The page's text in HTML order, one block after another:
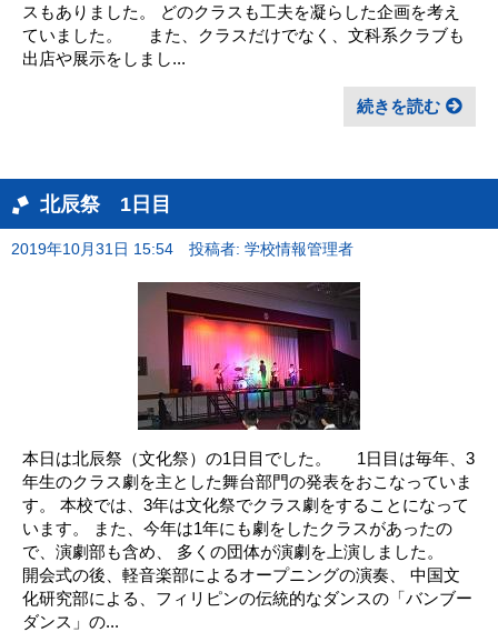
スもありました。 どのクラスも工夫を凝らした企画を考え
ていました。 また、クラスだけでなく、文科系クラブも
出店や展示をしまし...
続きを読む
北辰祭 1日目
2019年10月31日 15:54 投稿者: 学校情報管理者
本日は北辰祭（文化祭）の1日目でした。 1日目は毎年、3
年生のクラス劇を主とした舞台部門の発表をおこなっていま
す。 本校では、3年は文化祭でクラス劇をすることになって
います。 また、今年は1年にも劇をしたクラスがあったの
で、演劇部も含め、 多くの団体が演劇を上演しました。
開会式の後、軽音楽部によるオープニングの演奏、 中国文
化研究部による、フィリピンの伝統的なダンスの「バンブー
ダンス」の...